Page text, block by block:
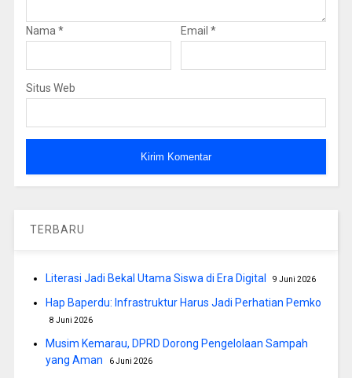
Nama * Email *
Situs Web
TERBARU
Literasi Jadi Bekal Utama Siswa di Era Digital 9 Juni 2026
Hap Baperdu: Infrastruktur Harus Jadi Perhatian Pemko
8 Juni 2026
Musim Kemarau, DPRD Dorong Pengelolaan Sampah
yang Aman
6 Juni 2026